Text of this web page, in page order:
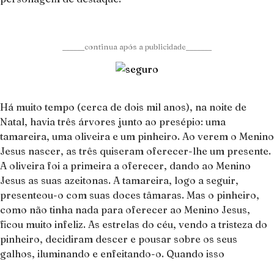
______continua após a publicidade_______
Há muito tempo (cerca de dois mil anos), na noite de
Natal, havia três árvores junto ao presépio: uma
tamareira, uma oliveira e um pinheiro. Ao verem o Menino
Jesus nascer, as três quiseram oferecer-lhe um presente.
A oliveira foi a primeira a oferecer, dando ao Menino
Jesus as suas azeitonas. A tamareira, logo a seguir,
presenteou-o com suas doces tâmaras. Mas o pinheiro,
como não tinha nada para oferecer ao Menino Jesus,
ficou muito infeliz. As estrelas do céu, vendo a tristeza do
pinheiro, decidiram descer e pousar sobre os seus
galhos, iluminando e enfeitando-o. Quando isso